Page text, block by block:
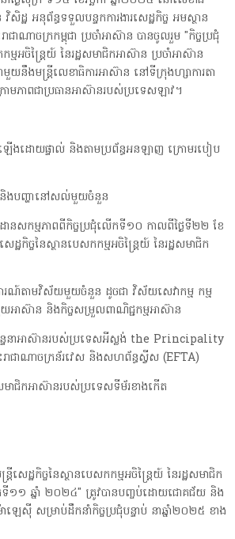
សិដ្ឋ អនុព័ន្ធទទួលបន្ទកការងារសេដ្ឋកិច្ច អមស្ថាន
ាជាណាចក្រកម្ពុជា ប្រចាំអាស៊ាន បានចូលរួម "កិច្ចប្រជុំ
កម្មអចិន្ត្រៃយ៍ នៃរដ្ឋសមាជិកអាស៊ាន ប្រចាំអាស៊ាន
នឹងមន្រ្តីលេខាធិការអាស៊ាន នៅទីក្រុងហ្សាការតា
ភាពជាប្រធានអាស៊ានរបស់ប្រទេសឡាវ។
ឡើងដោយផ្ទាល់ និងតាមប្រព័ន្ធអនឡាញ ក្រោមរបៀប
ាំ និងបញ្ហានៅសល់មួយចំនួន
នសកម្មភាពពីកិច្ចប្រជុំលើកទី១០ កាលពីថ្ងៃទី២២ ខែ
ឋកិច្ចនៃស្ថានបេសកកម្មអចិន្ត្រៃយ៍ នៃរដ្ឋសមាជិក
រណ៍តាមវិស័យមួយចំនួន ដូចជា វិស័យសេវាកម្ម កម្ម
អាស៊ាន និងកិច្ចសម្រួលពាណិជ្ជកម្មអាស៊ាន
ទនាអាស៊ានរបស់ប្រទេសអីស្លង់ the Principality
ជាណាចក្រន័រវេស និងសហព័ន្ធស្វីស (EFTA)
កអាស៊ានរបស់ប្រទេសទីម័រខាងកើត
រីសេដ្ឋកិច្ចនៃស្ថានបេសកកម្មអចិន្ត្រៃយ៍ នៃរដ្ឋសមាជិក
ទី១១ ឆ្នាំ ២០២៤" ត្រូវបានបញ្ចប់ដោយជោគជ័យ និង
ឡេស៊ី សម្រាប់ដឹកនាំកិច្ចប្រជុំបន្ទាប់ នាឆ្នាំ២០២៥ ខាង